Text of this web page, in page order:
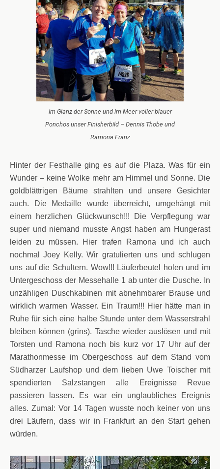
Im Glanz der Sonne und im Meer voller blauer
Ponchos unser Finisherbild – Dennis Thobe und
Ramona Franz
Hinter der Festhalle ging es auf die Plaza. Was für ein
Wunder – keine Wolke mehr am Himmel und Sonne. Die
goldblättrigen Bäume strahlten und unsere Gesichter
auch. Die Medaille wurde überreicht, umgehängt mit
einem herzlichen Glückwunsch!!! Die Verpflegung war
super und niemand musste Angst haben am Hungerast
leiden zu müssen. Hier trafen Ramona und ich auch
nochmal Joey Kelly. Wir gratulierten uns und schlugen
uns auf die Schultern. Wow!!! Läuferbeutel holen und im
Untergeschoss der Messehalle 1 ab unter die Dusche. In
unzähligen Duschkabinen mit abnehmbarer Brause und
wirklich warmen Wasser. Ein Traum!!! Hier hätte man in
Ruhe für sich eine halbe Stunde unter dem Wasserstrahl
bleiben können (grins). Tasche wieder auslösen und mit
Torsten und Ramona noch bis kurz vor 17 Uhr auf der
Marathonmesse im Obergeschoss auf dem Stand vom
Südharzer Laufshop und dem lieben Uwe Toischer mit
spendierten Salzstangen alle Ereignisse Revue
passieren lassen. Es war ein unglaubliches Ereignis
alles. Zumal: Vor 14 Tagen wusste noch keiner von uns
drei Läufern, dass wir in Frankfurt an den Start gehen
würden.